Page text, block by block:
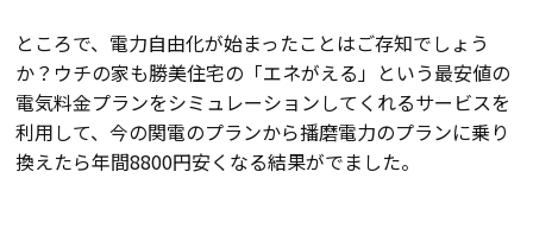
耐震性能+制震性能
断熱・気密性能と快適性
長期優良住宅
ところで、電力自由化が始まったことはご存知でしょう
か？ウチの家も勝美住宅の「エネがえる」という最安値の
電気料金プランをシミュレーションしてくれるサービスを
利用して、今の関電のプランから播磨電力のプランに乗り
換えたら年間8800円安くなる結果がでました。